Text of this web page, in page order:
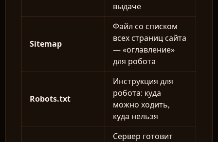
выдаче
Sitemap
Файл со списком
всех страниц сайта
— «оглавление»
для робота
Robots.txt
Инструкция для
робота: куда
можно ходить,
куда нельзя
Сервер готовит